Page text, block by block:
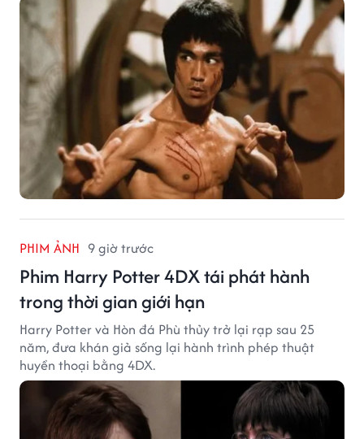
PHIM ẢNH 9 giờ trước
Phim Harry Potter 4DX tái phát hành
trong thời gian giới hạn
Harry Potter và Hòn đá Phù thủy trở lại rạp sau 25
năm, đưa khán giả sống lại hành trình phép thuật
huyền thoại bằng 4DX.